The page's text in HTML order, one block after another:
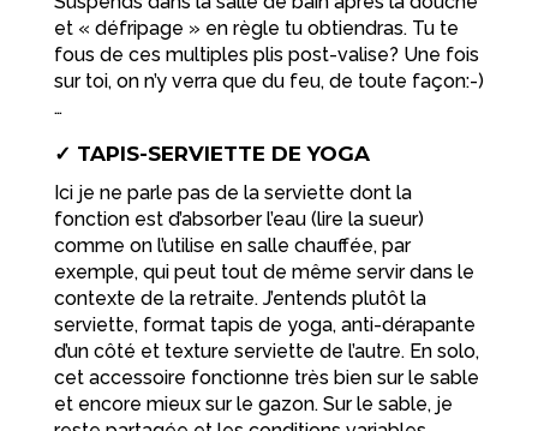
et « défripage » en règle tu obtiendras. Tu te
fous de ces multiples plis post-valise? Une fois
sur toi, on n’y verra que du feu, de toute façon:-)
…
✓ TAPIS-SERVIETTE DE YOGA
Ici je ne parle pas de la serviette dont la
fonction est d’absorber l’eau (lire la sueur)
comme on l’utilise en salle chauffée, par
exemple, qui peut tout de même servir dans le
contexte de la retraite. J’entends plutôt la
serviette, format tapis de yoga, anti-dérapante
d’un côté et texture serviette de l’autre. En solo,
cet accessoire fonctionne très bien sur le sable
et encore mieux sur le gazon. Sur le sable, je